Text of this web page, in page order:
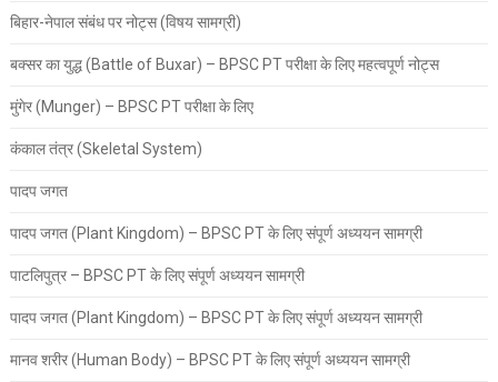
बिहार-नेपाल संबंध पर नोट्स (विषय सामग्री)
बक्सर का युद्ध (Battle of Buxar) – BPSC PT परीक्षा के लिए महत्वपूर्ण नोट्स
मुंगेर (Munger) – BPSC PT परीक्षा के लिए
कंकाल तंत्र (Skeletal System)
पादप जगत
पादप जगत (Plant Kingdom) – BPSC PT के लिए संपूर्ण अध्ययन सामग्री
पाटलिपुत्र – BPSC PT के लिए संपूर्ण अध्ययन सामग्री
पादप जगत (Plant Kingdom) – BPSC PT के लिए संपूर्ण अध्ययन सामग्री
मानव शरीर (Human Body) – BPSC PT के लिए संपूर्ण अध्ययन सामग्री